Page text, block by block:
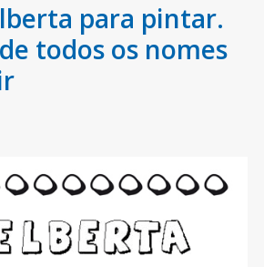
para pintar.
todos os nomes